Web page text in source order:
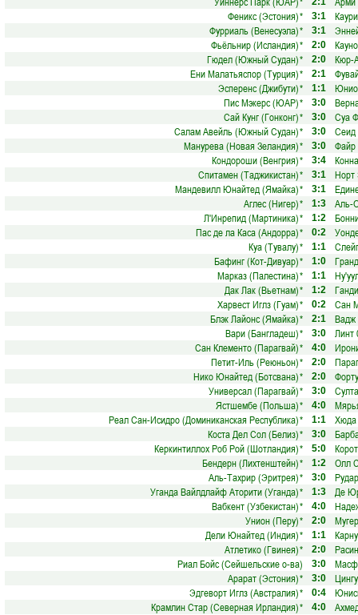
Феникс (Эстония)* 3:1
Фурриаль (Венесуэла)* 3:1
Фьёльнир (Исландия)* 2:0
Гюдел (Южный Судан)* 2:0
Кюр-
Ени Малатьяспор (Турция)* 2:1
Эсперенс (Джибути)* 1:1
Пис Мэкерс (ЮАР)* 3:0
Сай Кунг (Гонконг)* 3:0
Суа
Салам Авейль (Южный Судан)* 3:0
Сеид
Манурева (Новая Зеландия)* 3:0
Файр
Кондороши (Венгрия)* 3:4
Спитамен (Таджикистан)* 3:1
Норт
Мандевилл Юнайтед (Ямайка)* 3:1
Аглес (Нигер)* 1:3
Аль-
Л'Инрепид (Мартиника)* 1:2
Пас де ла Каса (Андорра)* 0:2
Куа (Тувалу)* 1:1
Бафинг (Кот-Дивуар)* 1:0
Марказ (Палестина)* 1:1
Дак Лак (Вьетнам)* 1:2
Харвест Иглз (Гуам)* 0:2
Сан
Блэк Лайонс (Ямайка)* 2:1
Вадж
Вари (Бангладеш)* 3:0
Линт
Сан Клементо (Парагвай)* 4:0
Петит-Иль (Реюньон)* 2:0
Нико Юнайтед (Ботсвана)* 2:0
Универсал (Парагвай)* 3:0
Ястшембе (Польша)* 4:0
Реал Сан-Исидро (Доминиканская Республика)* 1:1
Хюда
Коста Дел Сол (Белиз)* 3:0
Керкинтиллох Роб Рой (Шотландия)* 5:0
Бендерн (Лихтенштейн)* 1:2
Олл
Аль-Тахрир (Эритрея)* 3:0
Уганда Вайлдлайф Аторити (Уганда)* 1:3
Де
Вабкент (Узбекистан)* 4:0
Унион (Перу)* 2:0
Дели Юнайтед (Индия)* 1:1
Атлетико (Гвинея)* 2:0
Риал Бойс (Сейшельские о-ва)
3:0
Арарат (Эстония)* 3:0
Эдгеворт Иглз (Австралия)* 0:4
Крамлин Стар (Северная Ирландия)* 4:0